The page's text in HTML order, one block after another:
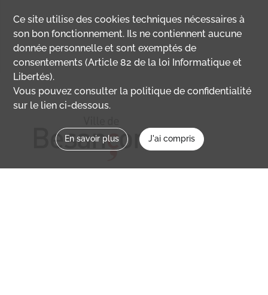
Ce site utilise descookies techniques nécessaires à
son bon fonctionnement. Ils ne contiennent aucune
donnée personnelle et sont exemptés de
consentements (Article 82 de la loi Informatique et
Libertés).
Vous pouvez consulter la politique de confidentialité
sur le lien ci-dessous.
En savoir plus J'ai compris